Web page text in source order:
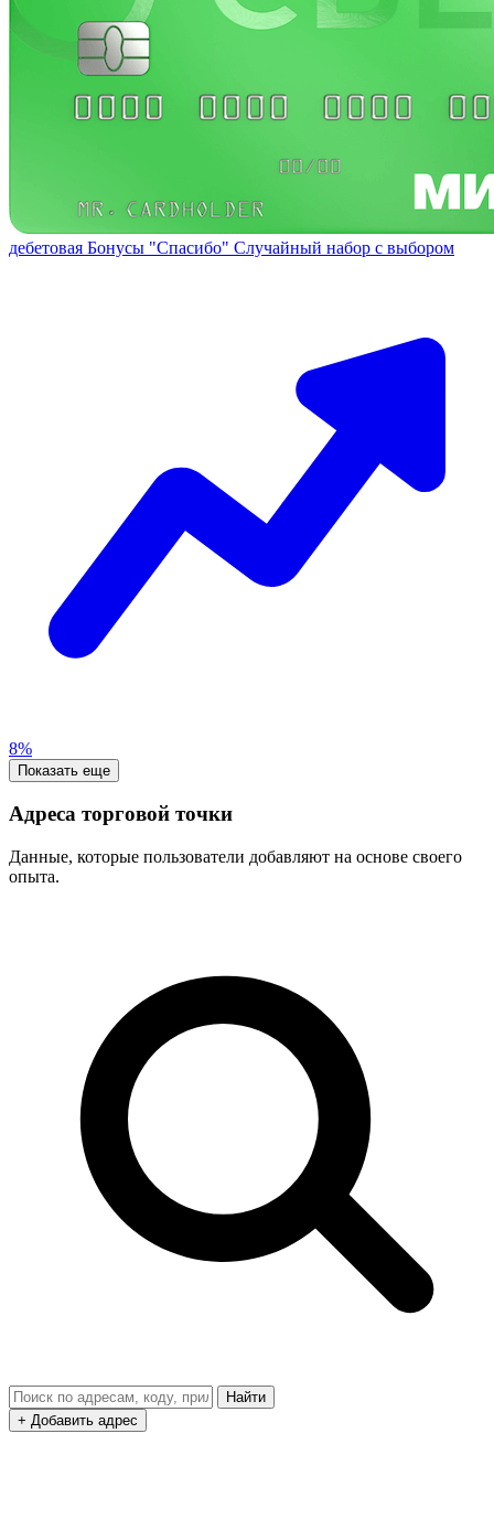
дебетовая Бонусы "Спасибо" Случайный набор с выбором
8%
Показать еще
Адреса торговой точки
Данные, которые пользователи добавляют на основе своего
опыта.
Найти
+ Добавить адрес